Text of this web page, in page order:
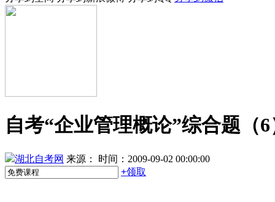
自考“企业管理概论”综合题（6
湖北自考网 来源：
时间：2009-09-02 00:00:00
+领取